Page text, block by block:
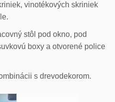
vinotékových skriniek
stôl pod okno, pod
boxy a otvorené police
s drevodekorom.